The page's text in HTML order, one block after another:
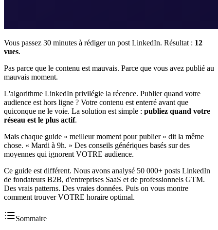
Vous passez 30 minutes à rédiger un post LinkedIn. Résultat : 12
vues.
Pas parce que le contenu est mauvais. Parce que vous avez publié au
mauvais moment.
L'algorithme LinkedIn privilégie la récence. Publier quand votre
audience est hors ligne ? Votre contenu est enterré avant que
quiconque ne le voie. La solution est simple : publiez quand votre
réseau est le plus actif.
Mais chaque guide « meilleur moment pour publier » dit la même
chose. « Mardi à 9h. » Des conseils génériques basés sur des
moyennes qui ignorent VOTRE audience.
Ce guide est différent. Nous avons analysé 50 000+ posts LinkedIn
de fondateurs B2B, d'entreprises SaaS et de professionnels GTM.
Des vrais patterns. Des vraies données. Puis on vous montre
comment trouver VOTRE horaire optimal.
Sommaire